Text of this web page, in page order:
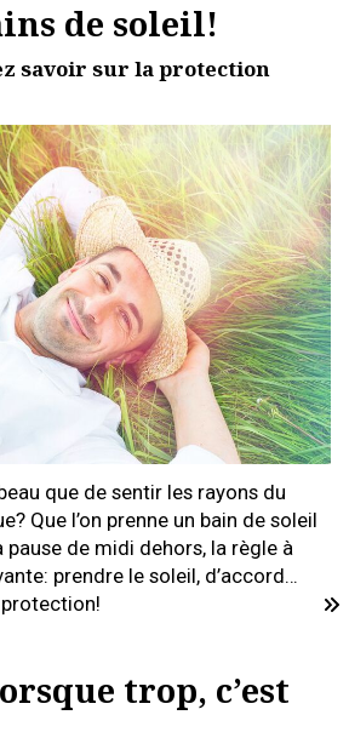
de soleil!
savoir sur la protection
que de sentir les rayons du
Que l’on prenne un bain de soleil
pause de midi dehors, la règle à
prendre le soleil, d’accord…
trop, c’est